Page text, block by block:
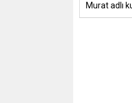
Murat adlı